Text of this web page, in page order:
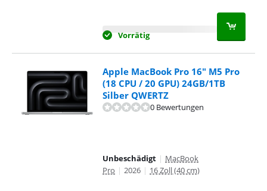
Vorrätig
Apple MacBook Pro 16" M5 Pro
(18 CPU / 20 GPU) 24GB/1TB
Silber QWERTZ
0 Bewertungen
Unbeschädigt | MacBook
Pro | 2026 | 16 Zoll (40 cm)